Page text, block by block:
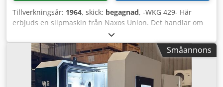
Modellvariant FRG-600S med Smart iControl-styrning för
profilslipning, pristillägg 3 100 € (Profilslipning)
Tillverkningsår: 1964, skick: begagnad, -WKG 429- Här
erbjuds en slipmaskin från Naxos Union. Det handlar om
en vertikal bordsrundslipmaskin med två vertikala
slipsputtenheter. Tekniska data: Tillverkare: Naxos Union
Modell: FRDA 600/1000 Tillverkningsår: 1964 Rundbord: Ø
1100 mm Sliptrissor Ø: krympkoppshuvud 475/254
Sliptrissor Ø: finslipningshuvud 457/357 Vikt: 8 ton Sliptyp:
segmentslipning Segmentsliphållare: 2 st Utrustning:
Småannons